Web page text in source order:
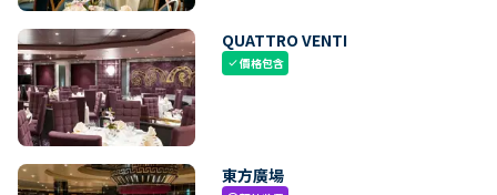
QUATTRO VENTI
check價格包含
東方廣場